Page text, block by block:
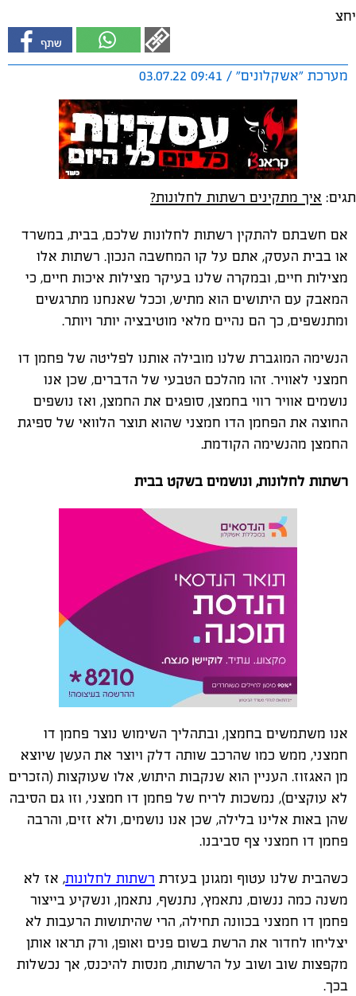
יחצ
מערכת "אשקלונים" / 09:41 03.07.22
תגים: איך מתקינים רשתות לחלונות?
אם חשבתם להתקין רשתות לחלונות שלכם, בבית, במשרד
או בבית העסק, אתם על קו המחשבה הנכון. רשתות אלו
מצילות חיים, ובמקרה שלנו בעיקר מצילות איכות חיים, כי
המאבק עם היתושים הוא מתיש, וככל שאנחנו מתרגשים
ומתנשפים, כך הם נהיים מלאי מוטיבציה יותר ויותר.
הנשימה המוגברת שלנו מובילה אותנו לפליטה של פחמן דו
חמצני לאוויר. זהו מהלכם הטבעי של הדברים, שכן אנו
נושמים אוויר רווי בחמצן, סופגים את החמצן, ואז נושפים
החוצה את הפחמן הדו חמצני שהוא תוצר הלוואי של ספיגת
החמצן מהנשימה הקודמת.
רשתות לחלונות, ונושמים בשקט בבית
אנו משתמשים בחמצן, ובתהליך השימוש נוצר פחמן דו
חמצני, ממש כמו שהרכב שותה דלק ויוצר את העשן שיוצא
מן האגזוז. העניין הוא שנקבות היתוש, אלו שעוקצות (הזכרים
לא עוקצים), נמשכות לריח של פחמן דו חמצני, וזו גם הסיבה
שהן באות אלינו בלילה, שכן אנו נושמים, ולא זזים, והרבה
פחמן דו חמצני צף סביבנו.
כשהבית שלנו עטוף ומגונן בעזרת רשתות לחלונות, אז לא
משנה כמה ננשום, נתאמץ, נתנשף, נתאמן, ונשקיע בייצור
פחמן דו חמצני בכוונה תחילה, הרי שהיתושות הרעבות לא
יצליחו לחדור את הרשת בשום פנים ואופן, ורק תראו אותן
מקפצות שוב ושוב על הרשתות, מנסות להיכנס, אך נכשלות
בכך.